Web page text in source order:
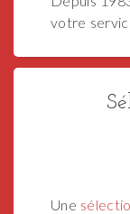
votre
Une